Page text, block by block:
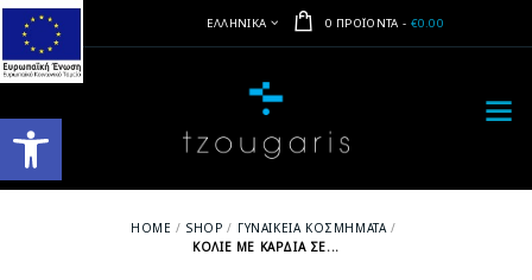
Ανοίξτε τη γραμμή εργαλείων
ΕΛΛΗΝΙΚΆ 0 ΠΡΟΪΌΝΤΑ - €0.00
HOME SHOP
ΓΥΝΑΙΚΕΊΑ ΚΟΣΜΉΜΑΤΑ
ΚΟΛΙΈ ΜΕ ΚΑΡΔΙΆ ΣΕ...